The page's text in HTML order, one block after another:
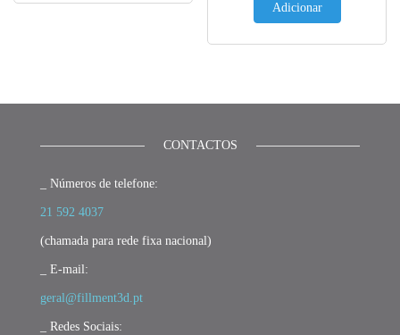
Adicionar
CONTACTOS
_ Números de telefone:
21 592 4037
(chamada para rede fixa nacional)
_ E-mail:
geral@fillment3d.pt
_ Redes Sociais: